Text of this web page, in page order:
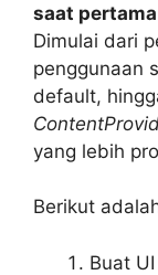
saat
Dimulai dari
penggunaan
default,
yang lebih
Berikut
Buat